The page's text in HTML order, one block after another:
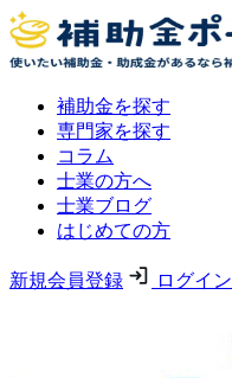
補助金を探す
専門家を探す
コラム
士業の方へ
士業ブログ
はじめての方
新規会員登録 ログイン